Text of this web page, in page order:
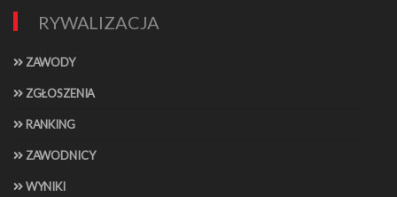
RYWALIZACJA
ZAWODY
ZGŁOSZENIA
RANKING
ZAWODNICY
WYNIKI